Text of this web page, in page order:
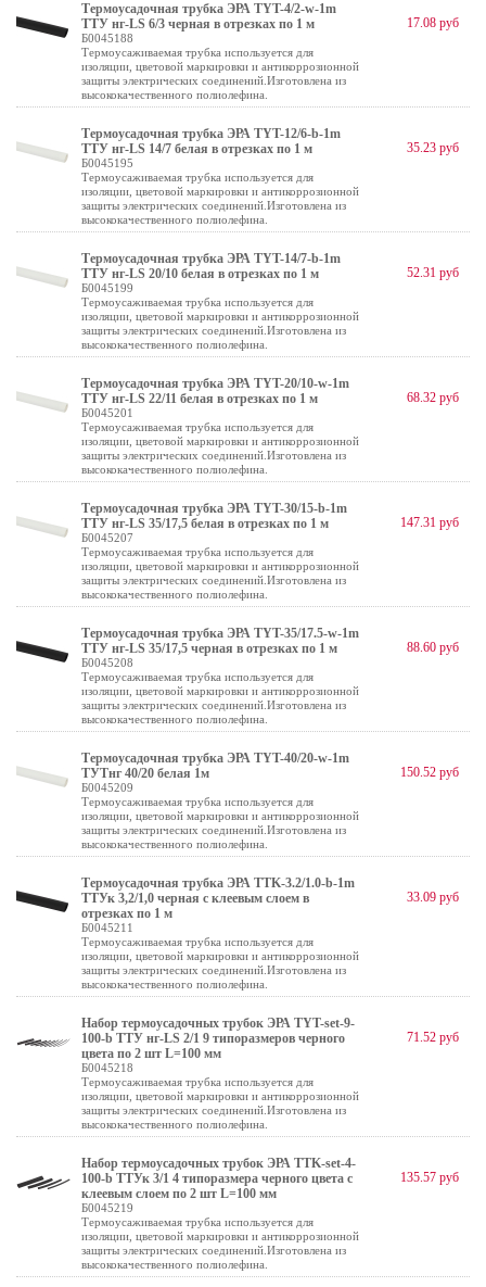
Термоусадочная трубка ЭРА TYT-4/2-w-1m
ТТУ нг-LS 6/3 черная в отрезках по 1 м
Б0045188
Термоусаживаемая трубка используется для
изоляции, цветовой маркировки и антикоррозионной
защиты электрических соединений.Изготовлена из
высококачественного полиолефина.
17.08 руб
Термоусадочная трубка ЭРА TYT-12/6-b-1m
ТТУ нг-LS 14/7 белая в отрезках по 1 м
Б0045195
Термоусаживаемая трубка используется для
изоляции, цветовой маркировки и антикоррозионной
защиты электрических соединений.Изготовлена из
высококачественного полиолефина.
35.23 руб
Термоусадочная трубка ЭРА TYT-14/7-b-1m
ТТУ нг-LS 20/10 белая в отрезках по 1 м
Б0045199
Термоусаживаемая трубка используется для
изоляции, цветовой маркировки и антикоррозионной
защиты электрических соединений.Изготовлена из
высококачественного полиолефина.
52.31 руб
Термоусадочная трубка ЭРА TYT-20/10-w-1m
ТТУ нг-LS 22/11 белая в отрезках по 1 м
Б0045201
Термоусаживаемая трубка используется для
изоляции, цветовой маркировки и антикоррозионной
защиты электрических соединений.Изготовлена из
высококачественного полиолефина.
68.32 руб
Термоусадочная трубка ЭРА TYT-30/15-b-1m
ТТУ нг-LS 35/17,5 белая в отрезках по 1 м
Б0045207
Термоусаживаемая трубка используется для
изоляции, цветовой маркировки и антикоррозионной
защиты электрических соединений.Изготовлена из
высококачественного полиолефина.
147.31 руб
Термоусадочная трубка ЭРА TYT-35/17.5-w-1m
ТТУ нг-LS 35/17,5 черная в отрезках по 1 м
Б0045208
Термоусаживаемая трубка используется для
изоляции, цветовой маркировки и антикоррозионной
защиты электрических соединений.Изготовлена из
высококачественного полиолефина.
88.60 руб
Термоусадочная трубка ЭРА TYT-40/20-w-1m
ТУТнг 40/20 белая 1м
Б0045209
Термоусаживаемая трубка используется для
изоляции, цветовой маркировки и антикоррозионной
защиты электрических соединений.Изготовлена из
высококачественного полиолефина.
150.52 руб
Термоусадочная трубка ЭРА TTK-3.2/1.0-b-1m
ТТУк 3,2/1,0 черная с клеевым слоем в
отрезках по 1 м
Б0045211
Термоусаживаемая трубка используется для
изоляции, цветовой маркировки и антикоррозионной
защиты электрических соединений.Изготовлена из
высококачественного полиолефина.
33.09 руб
Набор термоусадочных трубок ЭРА TYT-set-9-
100-b ТТУ нг-LS 2/1 9 типоразмеров черного
цвета по 2 шт L=100 мм
Б0045218
Термоусаживаемая трубка используется для
изоляции, цветовой маркировки и антикоррозионной
защиты электрических соединений.Изготовлена из
высококачественного полиолефина.
71.52 руб
Набор термоусадочных трубок ЭРА TTK-set-4-
100-b ТТУк 3/1 4 типоразмера черного цвета с
клеевым слоем по 2 шт L=100 мм
Б0045219
Термоусаживаемая трубка используется для
изоляции, цветовой маркировки и антикоррозионной
защиты электрических соединений.Изготовлена из
высококачественного полиолефина.
135.57 руб